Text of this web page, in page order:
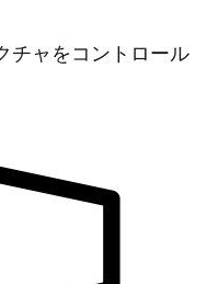
チャをコントロール